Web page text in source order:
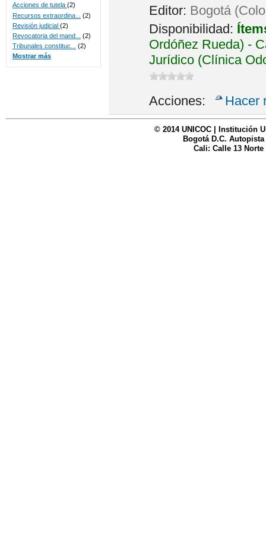
Editor: Bogotá
Disponibilidad:
Ordóñez Rueda) -
Jurídico (Clínica
Acciones: Hacer
Acciones de tutela (2)
Recursos extraordina...
(2)
Revisión judicial (2)
Revocatoria del mand...
(2)
Tribunales constituc...
(2)
Mostrar más
© 2014 UNICOC | Institución
Bogotá D.C. Autopista
Cali: Calle 13 Norte